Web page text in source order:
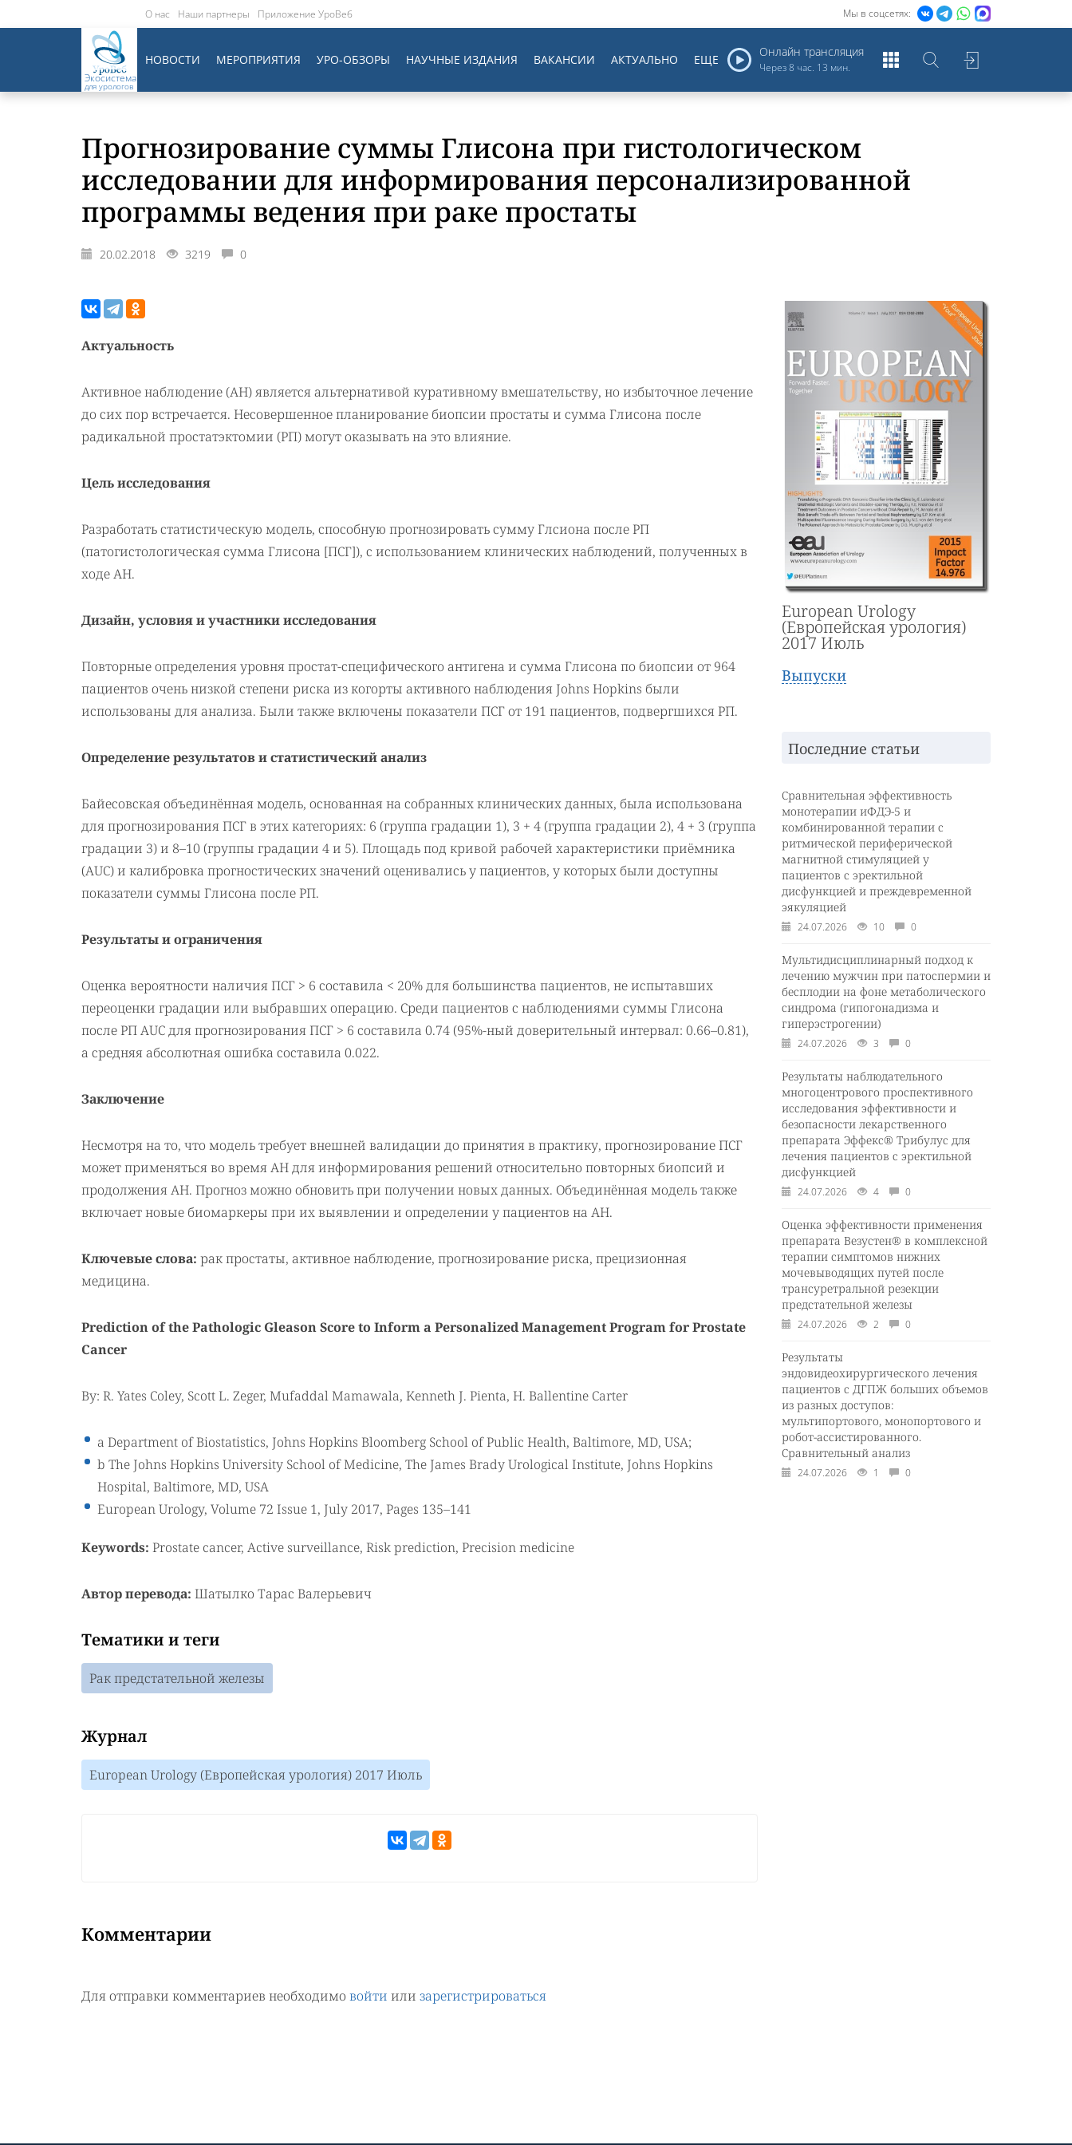
Мы в соцсетях:
О нас Наши партнеры Приложение УроВеб
Экосистема
для урологов
Онлайн трансляция
Через8 час. 13 мин.
НОВОСТИ МЕРОПРИЯТИЯ УРО-ОБЗОРЫ НАУЧНЫЕ ИЗДАНИЯ ВАКАНСИИ АКТУАЛЬНО ЕЩЕ
Прогнозирование суммы Глисона при гистологическом
исследовании для информирования персонализированной
программы ведения при раке простаты
20.02.2018 3219 0
Актуальность
Активное наблюдение (АН) является альтернативой куративному вмешательству, но избыточное лечение
до сих пор встречается. Несовершенное планирование биопсии простаты и сумма Глисона после
радикальной простатэктомии (РП) могут оказывать на это влияние.
Цель исследования
Разработать статистическую модель, способную прогнозировать сумму Глсиона после РП
(патогистологическая сумма Глисона [ПСГ]), с использованием клинических наблюдений, полученных в
ходе АН.
Дизайн, условия и участники исследования
Повторные определения уровня простат-специфического антигена и сумма Глисона по биопсии от 964
пациентов очень низкой степени риска из когорты активного наблюдения Johns Hopkins были
использованы для анализа. Были также включены показатели ПСГ от 191 пациентов, подвергшихся РП.
Определение результатов и статистический анализ
Байесовская объединённая модель, основанная на собранных клинических данных, была использована
для прогнозирования ПСГ в этих категориях: 6 (группа градации 1), 3 + 4 (группа градации 2), 4 + 3 (группа
градации 3) и 8–10 (группы градации 4 и 5). Площадь под кривой рабочей характеристики приёмника
(AUC) и калибровка прогностических значений оценивались у пациентов, у которых были доступны
показатели суммы Глисона после РП.
Результаты и ограничения
Оценка вероятности наличия ПСГ > 6 составила < 20% для большинства пациентов, не испытавших
переоценки градации или выбравших операцию. Среди пациентов с наблюдениями суммы Глисона
после РП AUC для прогнозирования ПСГ > 6 составила 0.74 (95%-ный доверительный интервал: 0.66–0.81),
а средняя абсолютная ошибка составила 0.022.
Заключение
Несмотря на то, что модель требует внешней валидации до принятия в практику, прогнозирование ПСГ
может применяться во время АН для информирования решений относительно повторных биопсий и
продолжения АН. Прогноз можно обновить при получении новых данных. Объединённая модель также
включает новые биомаркеры при их выявлении и определении у пациентов на АН.
Ключевые слова: рак простаты, активное наблюдение, прогнозирование риска, прецизионная
медицина.
Prediction of the Pathologic Gleason Score to Inform a Personalized Management Program for Prostate
Cancer
By: R. Yates Coley, Scott L. Zeger, Mufaddal Mamawala, Kenneth J. Pienta, H. Ballentine Carter
a Department of Biostatistics, Johns Hopkins Bloomberg School of Public Health, Baltimore, MD, USA;
b The Johns Hopkins University School of Medicine, The James Brady Urological Institute, Johns Hopkins
Hospital, Baltimore, MD, USA
European Urology, Volume 72 Issue 1, July 2017, Pages 135–141
Keywords: Prostate cancer, Active surveillance, Risk prediction, Precision medicine
Автор перевода: Шатылко Тарас Валерьевич
Тематики и теги
Рак предстательной железы
Журнал
European Urology (Европейская урология) 2017 Июль
Комментарии
Для отправки комментариев необходимо войти или зарегистрироваться
European Urology
(Европейская урология)
2017 Июль
Выпуски
Последние статьи
Сравнительная эффективность
монотерапии иФДЭ-5 и
комбинированной терапии с
ритмической периферической
магнитной стимуляцией у
пациентов с эректильной
дисфункцией и преждевременной
эякуляцией
24.07.2026 10 0
Мультидисциплинарный подход к
лечению мужчин при патоспермии и
бесплодии на фоне метаболического
синдрома (гипогонадизма и
гиперэстрогении)
24.07.2026 3 0
Результаты наблюдательного
многоцентрового проспективного
исследования эффективности и
безопасности лекарственного
препарата Эффекс® Трибулус для
лечения пациентов с эректильной
дисфункцией
24.07.2026 4 0
Оценка эффективности применения
препарата Везустен® в комплексной
терапии симптомов нижних
мочевыводящих путей после
трансуретральной резекции
предстательной железы
24.07.2026 2 0
Результаты
эндовидеохирургического лечения
пациентов с ДГПЖ больших объемов
из разных доступов:
мультипортового, монопортового и
робот-ассистированного.
Сравнительный анализ
24.07.2026 1 0